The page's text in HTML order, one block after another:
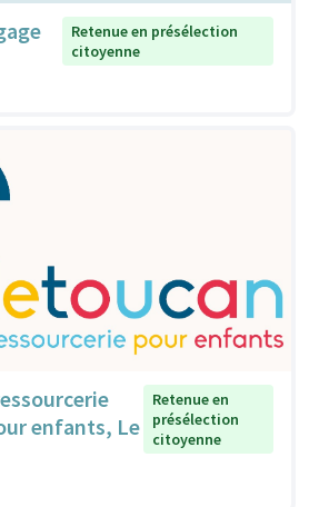
Retenue en présélection
citoyenne
enfants, Le
Retenue en
présélection
citoyenne